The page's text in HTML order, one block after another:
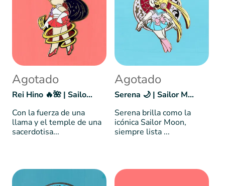
Agotado
Rei Hino 🔥🌺 | Sailor Mars
Con la fuerza de una
llama y el temple de una
sacerdotisa...
Agotado
Serena 🌙 | Sailor Moon
Serena brilla como la
icónica Sailor Moon,
siempre lista ...